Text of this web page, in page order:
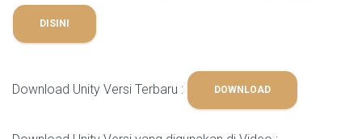
DISINI
Download Unity Versi Terbaru : DOWNLOAD